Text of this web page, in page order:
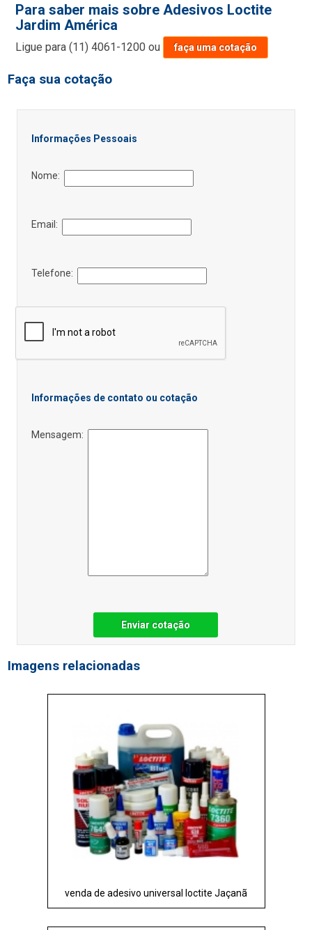
Para saber mais sobre Adesivos Loctite
Jardim América
Ligue para(11) 4061-1200 ou faça uma cotação
Faça sua cotação
Informações Pessoais
Nome:
Email:
Telefone:
Informações de contato ou cotação
Mensagem:
Enviar cotação
Imagens relacionadas
venda de adesivo universal loctite Jaçanã